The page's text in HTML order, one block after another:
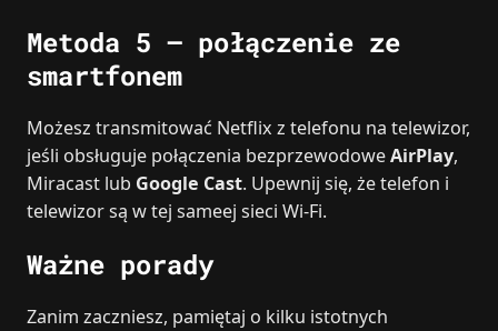
Metoda 5 – połączenie ze
smartfonem
Możesz transmitować Netflix z telefonu na telewizor,
jeśli obsługuje połączenia bezprzewodoweAirPlay,
Miracast lub Google Cast. Upewnij się, że telefon i
telewizor są w tej sameej sieci Wi‑Fi.
Ważne porady
Zanim zaczniesz, pamiętaj o kilku istotnych